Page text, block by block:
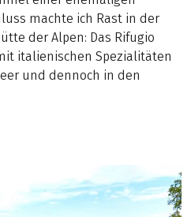
machte ich Rast in der
der Alpen: Das Rifugio
italienischen Spezialitäten
und dennoch in den